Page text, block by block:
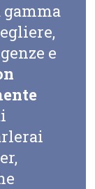
gamma
e